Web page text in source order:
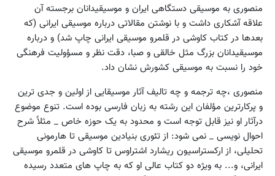
منصوری به موسیقی دستگاهی ایران و موسیقیدانان برجسته آن
علاقه آشکاری داشت و با نوشتن مقالاتی درباره موسیقی ایرانی (که
بعدها در کتاب کاوشی در قلمرو موسیقی ایرانی چاپ شد) و درباره
موسیقیدانان بزرگ مثل خالقی و صبا، دقت نظر و مسؤولیت فرهنگی
خود را نسبت به موسیقی کشورش نشان داد.
منصوری ،چه ترجمه و چه تالیف آثار موسیقایی از اولین و جدی ترین
و پرکارترین مؤلفان این رشته به زبان فارسی بوده است. تنوع موضوع
درآثار او نیز قابل توجه است و محدود به یک حوزه خاص _ مثلاً شرح
احوال نویسی _ نمی شود: از تئوری بنیادین موسیقی تا هارمونی
تحلیلی، از ارکستراسیون ریشارد اشتراوس تا کاوشی در قلمرو موسیقی
ایرانی، و... به ویژه دو کتاب عالی او که به چاپ های متعدد رسیده